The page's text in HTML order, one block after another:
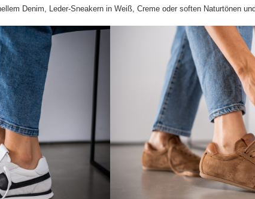
Denim, Leder-Sneakern in Weiß, Creme oder soften Naturtönen